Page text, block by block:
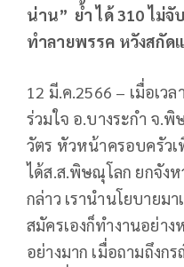
น่าน” ย้ำ ได้ 310 ไม่
ทำลายพรรค หวังสกัด
12 มี.ค.2566 – เมื่อเว
ร่วมใจ อ.บางระกำ จ.
วัตร หัวหน้าครอบครัว
ได้ส.ส.พิษณุโลก ยกจังห
กล่าว เรานำนโยบายม
สมัครเองก็ทำงานอย่าง
อย่างมาก เมื่อถามถึง